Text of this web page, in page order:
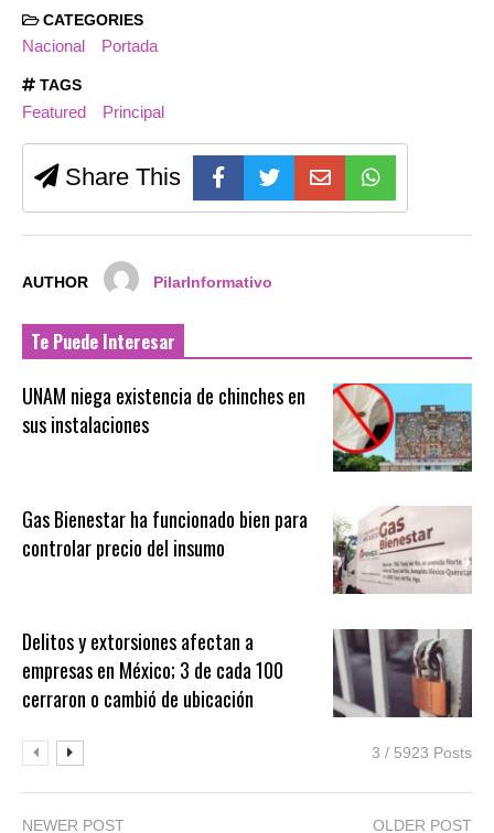
CATEGORIES
Nacional Portada
TAGS
Featured Principal
Share This
AUTHOR PilarInformativo
Te Puede Interesar
UNAM niega existencia de chinches en
sus instalaciones
Gas Bienestar ha funcionado bien para
controlar precio del insumo
Delitos y extorsiones afectan a
empresas en México; 3 de cada 100
cerraron o cambió de ubicación
3 / 5923 Posts
NEWER POST OLDER POST